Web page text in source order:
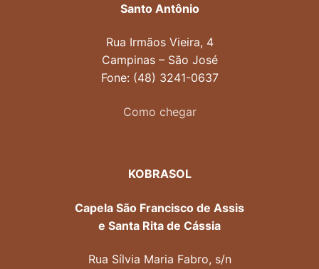
Santo Antônio
Rua Irmãos Vieira, 4
Campinas – São José
Fone: (48) 3241-0637
Como chegar
KOBRASOL
Capela São Francisco de Assis
e Santa Rita de Cássia
Rua Sílvia Maria Fabro, s/n